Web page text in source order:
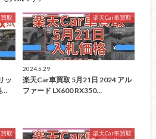
取
ッ
…
楽天Car車買取
2024.5.29
楽天Car車買取 5月21日 2024 アル
ファード LX600 RX350…
取 楽天Car車買取